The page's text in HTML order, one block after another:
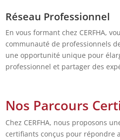
Réseau Professionnel
En vous formant chez CERFHA,
communauté de professionnels
une opportunité unique pour
professionnel et partager des
Nos Parcours
Chez CERFHA, nous proposons
certifiants conçus pour répondre